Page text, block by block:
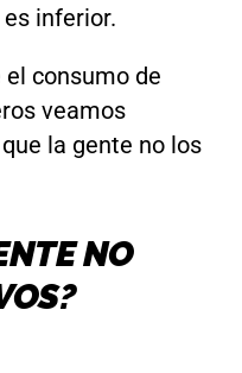
inferior.
consumo de
veamos
la gente no los
NO